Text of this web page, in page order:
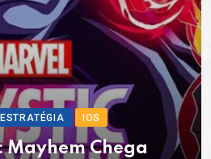
ESTRATÉGIA IOS
Chega